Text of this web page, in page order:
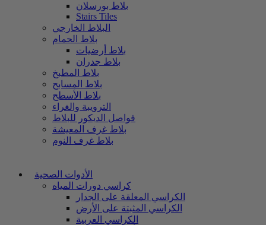
بلاط بورسلان
Stairs Tiles
البلاط الخارجي
بلاط الحمام
بلاط أرضيات
بلاط جدران
بلاط المطبخ
بلاط المسابح
بلاط الأسطح
الترويبة والغراء
فواصل الديكور للبلاط
بلاط غرف المعيشة
بلاط غرف النوم
الأدوات الصحية
كراسي دورات المياه
الكراسي المعلقة على الجدار
الكراسي المثبتة على الأرض
الكراسي العربية